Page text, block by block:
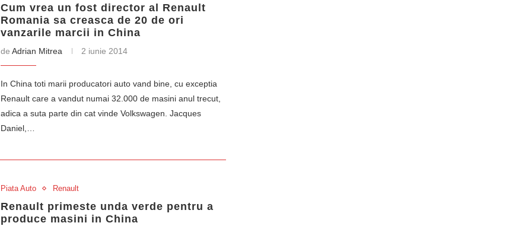
Cum vrea un fost director al Renault
Romania sa creasca de 20 de ori
vanzarile marcii in China
de Adrian Mitrea 2 iunie 2014
In China toti marii producatori auto vand bine, cu exceptia
Renault care a vandut numai 32.000 de masini anul trecut,
adica a suta parte din cat vinde Volkswagen. Jacques
Daniel,…
Piata Auto Renault
Renault primeste unda verde pentru a
produce masini in China